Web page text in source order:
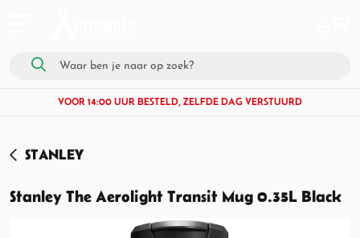
VOOR 14:00 UUR BESTELD, ZELFDE DAG VERSTUURD
STANLEY
Stanley The Aerolight Transit Mug 0.35L Black